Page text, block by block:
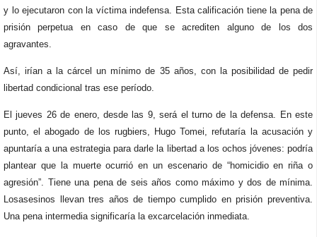
y lo ejecutaron con la víctima indefensa. Esta calificación tiene la pena de
prisión perpetua en caso de que se acrediten alguno de los dos
agravantes.
Así, irían a la cárcel un mínimo de 35 años, con la posibilidad de pedir
libertad condicional tras ese período.
El jueves 26 de enero, desde las 9, será el turno de la defensa. En este
punto, el abogado de los rugbiers, Hugo Tomei, refutaría la acusación y
apuntaría a una estrategia para darle la libertad a los ochos jóvenes: podría
plantear que la muerte ocurrió en un escenario de “homicidio en riña o
agresión”. Tiene una pena de seis años como máximo y dos de mínima.
Losasesinos llevan tres años de tiempo cumplido en prisión preventiva.
Una pena intermedia significaría la excarcelación inmediata.